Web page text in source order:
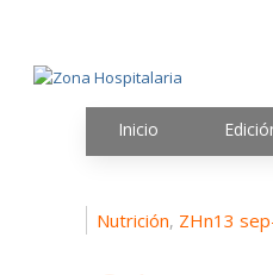
Inicio
Nutrición, ZHn13